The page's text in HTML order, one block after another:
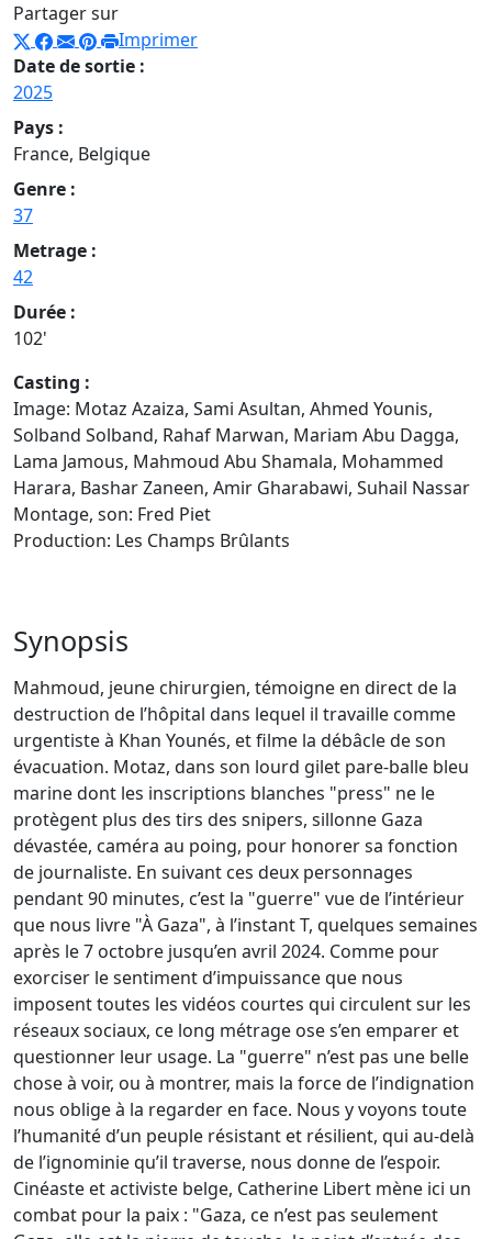
Partager sur
Imprimer
Date de sortie :
2025
Pays :
France, Belgique
Genre :
37
Metrage :
42
Durée :
102'
Casting :
Image: Motaz Azaiza, Sami Asultan, Ahmed Younis,
Solband Solband, Rahaf Marwan, Mariam Abu Dagga,
Lama Jamous, Mahmoud Abu Shamala, Mohammed
Harara, Bashar Zaneen, Amir Gharabawi, Suhail Nassar
Montage, son: Fred Piet
Production: Les Champs Brûlants
Synopsis
Mahmoud, jeune chirurgien, témoigne en direct de la
destruction de l’hôpital dans lequel il travaille comme
urgentiste à Khan Younés, et filme la débâcle de son
évacuation. Motaz, dans son lourd gilet pare-balle bleu
marine dont les inscriptions blanches "press" ne le
protègent plus des tirs des snipers, sillonne Gaza
dévastée, caméra au poing, pour honorer sa fonction
de journaliste. En suivant ces deux personnages
pendant 90 minutes, c’est la "guerre" vue de l’intérieur
que nous livre "À Gaza", à l’instant T, quelques semaines
après le 7 octobre jusqu’en avril 2024. Comme pour
exorciser le sentiment d’impuissance que nous
imposent toutes les vidéos courtes qui circulent sur les
réseaux sociaux, ce long métrage ose s’en emparer et
questionner leur usage. La "guerre" n’est pas une belle
chose à voir, ou à montrer, mais la force de l’indignation
nous oblige à la regarder en face. Nous y voyons toute
l’humanité d’un peuple résistant et résilient, qui au-delà
de l’ignominie qu’il traverse, nous donne de l’espoir.
Cinéaste et activiste belge, Catherine Libert mène ici un
combat pour la paix : "Gaza, ce n’est pas seulement